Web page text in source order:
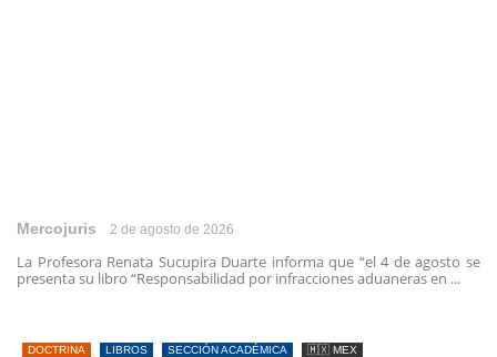
Mercojuris 2 de agosto de 2026
La Profesora Renata Sucupira Duarte informa que “el 4 de agosto se
presenta su libro “Responsabilidad por infracciones aduaneras en ...
DOCTRINA LIBROS SECCIÓN ACADÉMICA 🇲🇽 MEX